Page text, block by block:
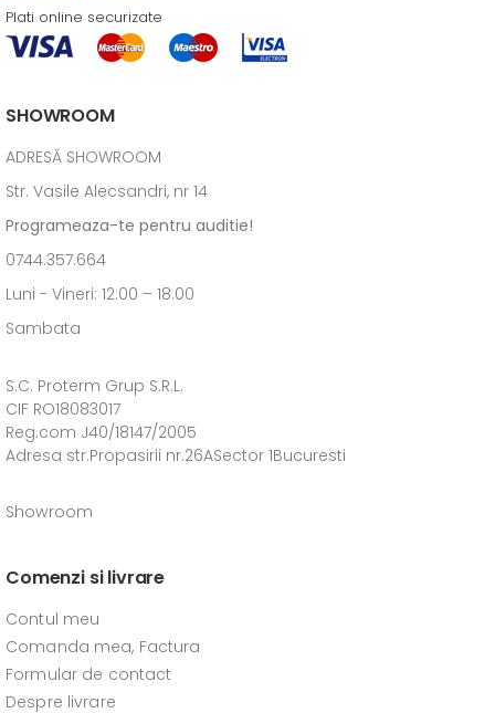
Plati online securizate
SHOWROOM
ADRESĂ SHOWROOM
Str. Vasile Alecsandri, nr 14
Programeaza-te pentru auditie!
0744.357.664
Luni - Vineri: 12:00 – 18.00
Sambata
S.C. Proterm Grup S.R.L.
CIF RO18083017
Reg.com J40/18147/2005
Adresa str.Propasirii nr.26ASector 1Bucuresti
Showroom
Comenzi si livrare
Contul meu
Comanda mea, Factura
Formular de contact
Despre livrare